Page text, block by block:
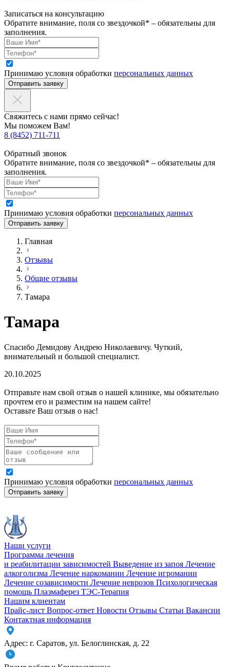
Записаться на консультацию
Обратите внимание, поля со звездочкой* – обязательны для
заполнения.
Принимаю условия обработки персональных данных
Отправить заявку
Свяжитесь с нами прямо сейчас!
Мы поможем Вам!
8 (8452) 711-711
Обратный звонок
Обратите внимание, поля со звездочкой* – обязательны для
заполнения.
Принимаю условия обработки персональных данных
Отправить заявку
Главная
Отзывы
Общие отзывы
Тамара
Тамара
Спасибо Демидову Андрею Николаевичу. Чуткий,
внимательный и большой специалист.
20.10.2025
Отправьте нам свой отзыв о нашей клинике, мы обязательно
прочтем его и разместим на нашем сайте!
Оставьте Ваш отзыв о нас!
Принимаю условия обработки персональных данных
Отправить заявку
Наши услуги
Программа лечения
и реабилитации зависимостей Выведение из запоя Лечение
алкоголизма Лечение наркомании Лечение игромании
Лечение созависимости Лечение неврозов Психологическая
помощь Плазмаферез ТЭС-Терапия
Нашим клиентам
Прайс-лист Вопрос-ответ Новости Отзывы Статьи Вакансии
Контактная информация
Адрес: г. Саратов, ул. Белоглинская, д. 22